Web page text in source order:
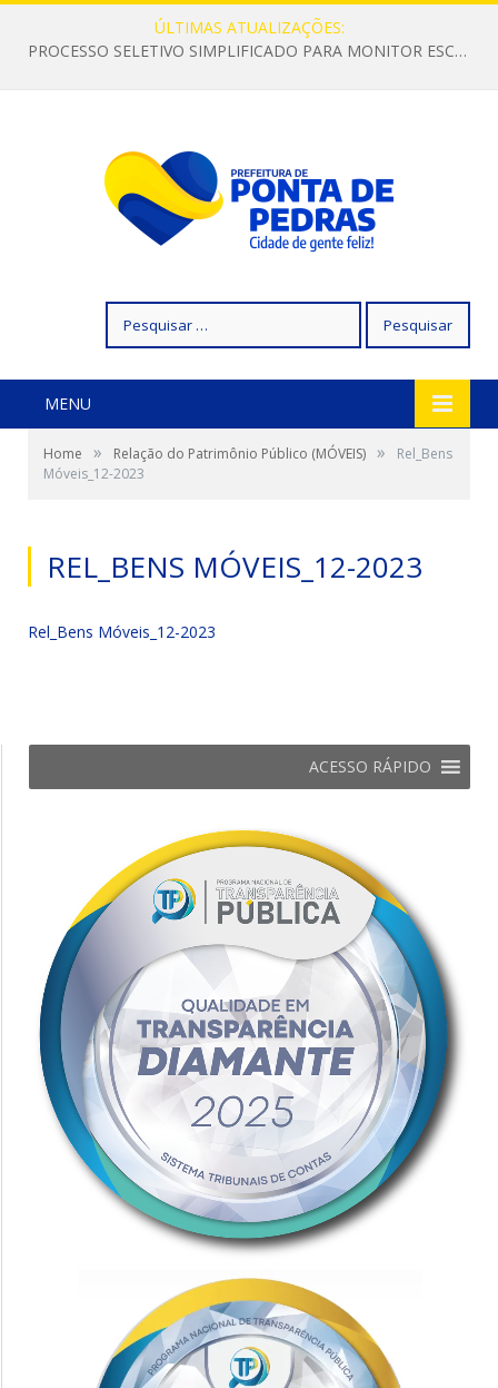
ÚLTIMAS ATUALIZAÇÕES:
PROCESSO SELETIVO SIMPLIFICADO PARA MONITOR ESCOLAR
por:
MENU
Home » Relação do Patrimônio Público (MÓVEIS) »
Rel_Bens
Móveis_12-2023
REL_BENS MÓVEIS_12-2023
Rel_Bens Móveis_12-2023
ACESSO RÁPIDO